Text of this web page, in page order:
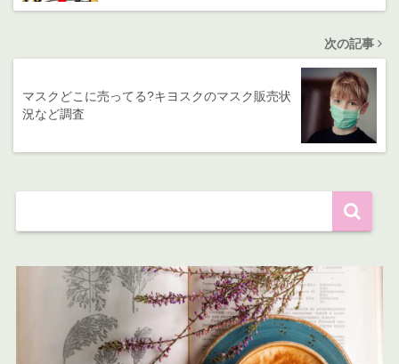
次の記事
マスクどこに売ってる?キヨスクのマスク販売状
況など調査